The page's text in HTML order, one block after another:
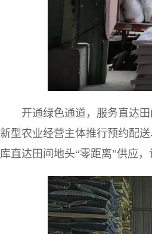
开通绿色通道，服务直达
新型农业经营主体推行预约配
库直达田间地头“零距离”供应